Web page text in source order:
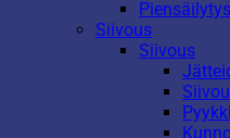
Piensäilytys
Siivous
Siivous